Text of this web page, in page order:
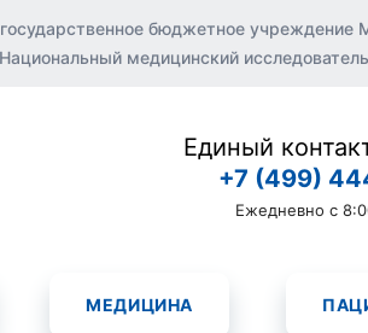
бюджетное учреждение
Национальный медицинский
Единый
+7 (499)
Ежедневно с
МЕДИЦИНА